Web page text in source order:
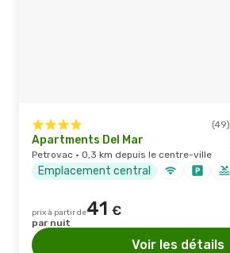
(49)
Apartments Del Mar
Petrovac · 0,3 km depuis le centre-ville
Emplacement central
prix à partir de41 €
par nuit
Voir les détails